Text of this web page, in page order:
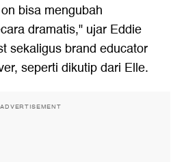
bisa mengubah
dramatis," ujar Eddie
sekaligus brand educator
seperti dikutip dari Elle.
ADVERTISEMENT